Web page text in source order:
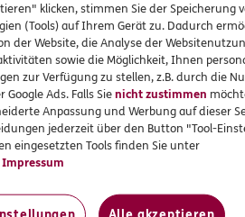
interessieren
klicken, stimmen Sie der Speicherung
(Tools) auf Ihrem Gerät zu. Dadurch
der Website, die Analyse der
sowie die Möglichkeit, Ihnen
zur Verfügung zu stellen, z.B. durch die
Google Ads. Falls Sienicht zustimmen
Anpassung und Werbung auf dieser
jederzeit über den Button "Tool-
eingesetzten Tools finden Sie unter
Impressum